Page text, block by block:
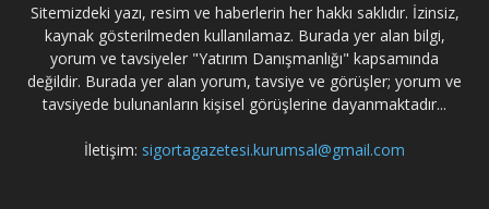
Sitemizdeki yazı, resim ve haberlerin her hakkı saklıdır. İzinsiz,
kaynak gösterilmeden kullanılamaz. Burada yer alan bilgi,
yorum ve tavsiyeler "Yatırım Danışmanlığı" kapsamında
değildir. Burada yer alan yorum, tavsiye ve görüşler; yorum ve
tavsiyede bulunanların kişisel görüşlerine dayanmaktadır...
İletişim: sigortagazetesi.kurumsal@gmail.com